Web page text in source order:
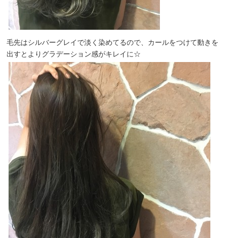
毛先はシルバーグレイで淡く染めてるので、カールをつけて動きを
出すとよりグラデーション感がキレイに☆